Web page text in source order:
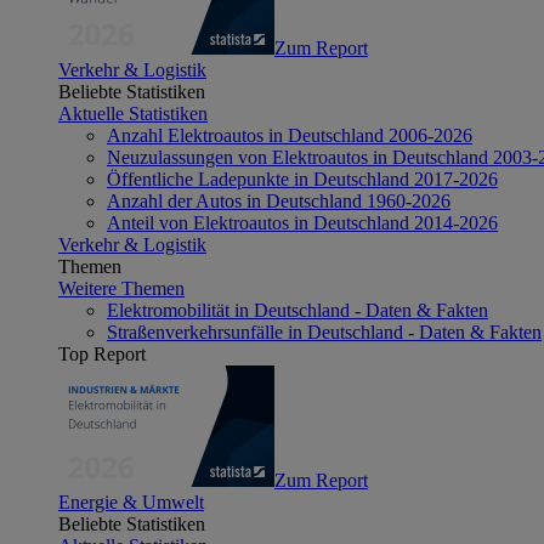
Zum Report
Verkehr & Logistik
Beliebte Statistiken
Aktuelle Statistiken
Anzahl Elektroautos in Deutschland 2006-2026
Neuzulassungen von Elektroautos in Deutschland 2003-
Öffentliche Ladepunkte in Deutschland 2017-2026
Anzahl der Autos in Deutschland 1960-2026
Anteil von Elektroautos in Deutschland 2014-2026
Verkehr & Logistik
Themen
Weitere Themen
Elektromobilität in Deutschland - Daten & Fakten
Straßenverkehrsunfälle in Deutschland - Daten & Fakten
Top Report
Zum Report
Energie & Umwelt
Beliebte Statistiken